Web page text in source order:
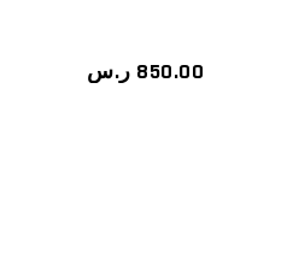
850.00 ر.س